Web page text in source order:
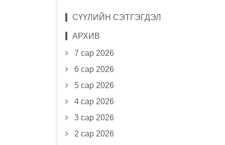
СҮҮЛИЙН СЭТГЭГДЭЛ
АРХИВ
7 сар 2026
6 сар 2026
5 сар 2026
4 сар 2026
3 сар 2026
2 сар 2026